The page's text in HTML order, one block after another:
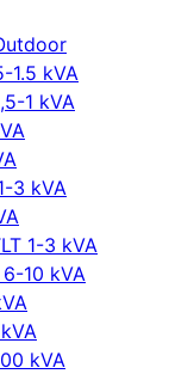
1.5 kVA
1 kVA
3 kVA
1-3 kVA
10 kVA
kVA